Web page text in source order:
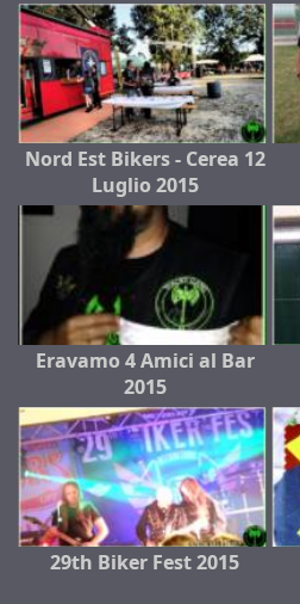
Nord Est Bikers - Cerea 12
Luglio 2015
Eravamo 4 Amici al Bar
2015
29th Biker Fest 2015